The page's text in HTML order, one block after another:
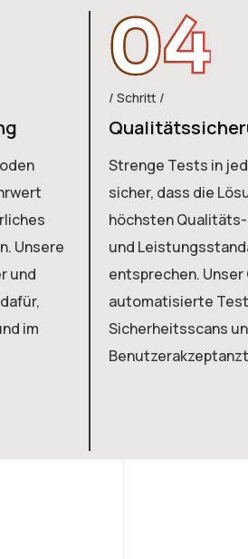
Unsere
und
im
04
Schritt
Strenge Tests in
sicher, dass die
höchsten
und
entsprechen.
automatisierte
Sicherheitsscans